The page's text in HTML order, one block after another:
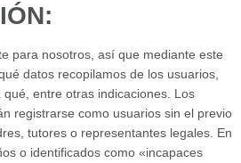
para nosotros, así que mediante este
datos recopilamos de los usuarios,
entre otras indicaciones. Los
registrarse como usuarios sin el previo
tutores o representantes legales. En
o identificados como «incapaces